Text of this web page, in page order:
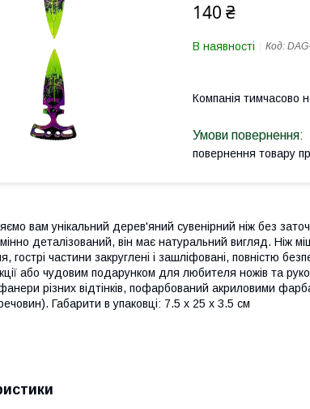
140 ₴
В наявності Код:
Компанія тимчасово
повернення товару
вам унікальний дерев'яний сувенірний ніж без
деталізований, він має натуральний вигляд. Ніж
гострі частини закруглені і зашліфовані, повністю
або чудовим подарунком для любителя ножів та
різних відтінків, пофарбований акриловими
Габарити в упаковці: 7.5 x 25 x 3.5 см